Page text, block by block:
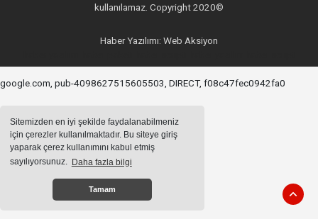
Sitemizden en iyi şekilde faydalanabilmeniz
için çerezler kullanılmaktadır. Bu siteye giriş
yaparak çerez kullanımını kabul etmiş
sayılıyorsunuz. Daha fazla bilgi
Tamam
kullanılamaz. Copyright 2020©
Haber Yazılımı: Web Aksiyon
google.com, pub-4098627515605503, DIRECT, f08c47fec0942fa0